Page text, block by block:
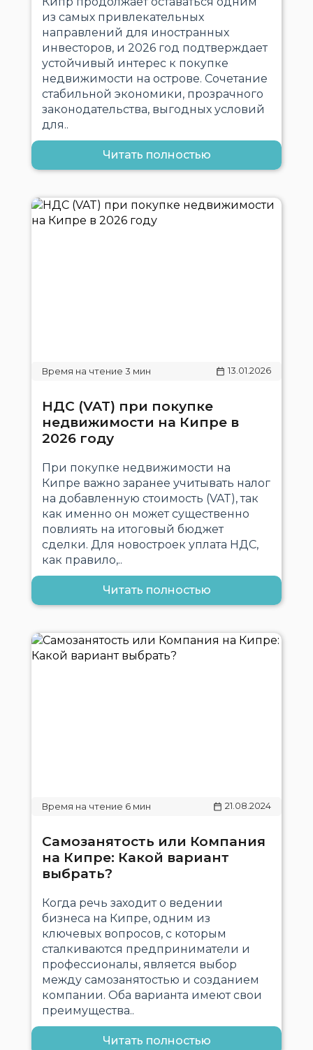
из самых привлекательных
направлений для иностранных
инвесторов, и 2026 год подтверждает
устойчивый интерес к покупке
недвижимости на острове. Сочетание
стабильной экономики, прозрачного
законодательства, выгодных условий
для..
Читать полностью
13.01.2026
НДС (VAT) при покупке
недвижимости на Кипре в
2026 году
При покупке недвижимости на
Кипре важно заранее учитывать налог
на добавленную стоимость (VAT), так
как именно он может существенно
повлиять на итоговый бюджет
сделки. Для новостроек уплата НДС,
как правило,..
Читать полностью
21.08.2024
Самозанятость или Компания
на Кипре: Какой вариант
выбрать?
Когда речь заходит о ведении
бизнеса на Кипре, одним из
ключевых вопросов, с которым
сталкиваются предприниматели и
профессионалы, является выбор
между самозанятостью и созданием
компании. Оба варианта имеют свои
преимущества..
Читать полностью